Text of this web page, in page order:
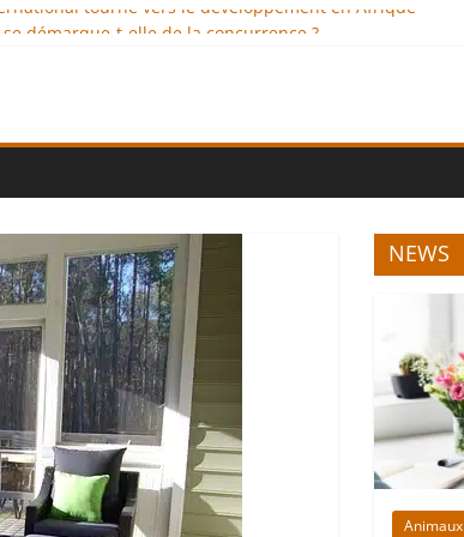
tourné vers le développement en Afrique
financière
de coopération internationale
NEWS
Animaux